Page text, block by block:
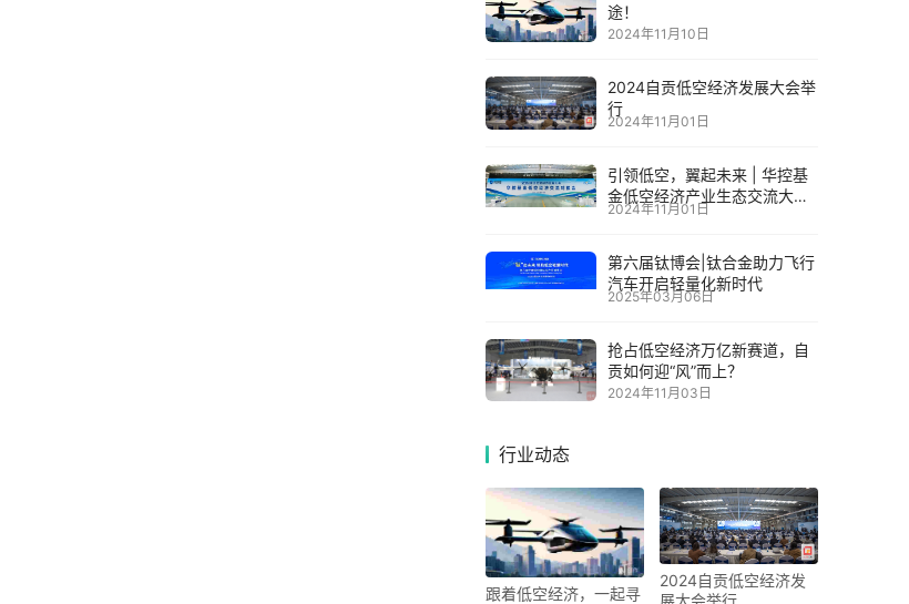
途！
2024年11月10日
2024自贡低空经济发展大会举
行
2024年11月01日
引领低空，翼起未来 | 华控基
金低空经济产业生态交流大会
召开
2024年11月01日
第六届钛博会|钛合金助力飞行
汽车开启轻量化新时代
2025年03月06日
抢占低空经济万亿新赛道，自
贡如何迎“风”而上？
2024年11月03日
行业动态
跟着低空经济，一起寻
2024自贡低空经济发
展大会举行